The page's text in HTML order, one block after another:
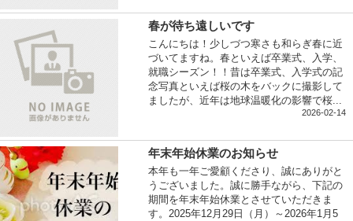
春が待ち遠しいです
こんにちは！少しづつ寒さも和らぎ春に近
づいてますね。春といえば卒業式、入学、
就職シーズン！！昔は卒業式、入学式の記
念写真といえば桜の木をバックに撮影して
ましたが、近年は地球温暖化の影響で桜...
2026-02-14
年末年始休業のお知らせ
本年も一年ご愛顧くださり、誠にありがと
うございました。誠に勝手ながら、下記の
期間を年末年始休業とさせていただきま
す。2025年12月29日（月）～2026年1月5